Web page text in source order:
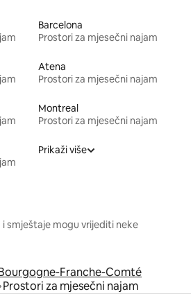
Barcelona
Prostori za mjesečni najam
Atena
Prostori za mjesečni najam
Montreal
Prostori za mjesečni najam
Prikaži više
smještaje mogu vrijediti neke
Franche-Comté
Prostori za mjesečni najam